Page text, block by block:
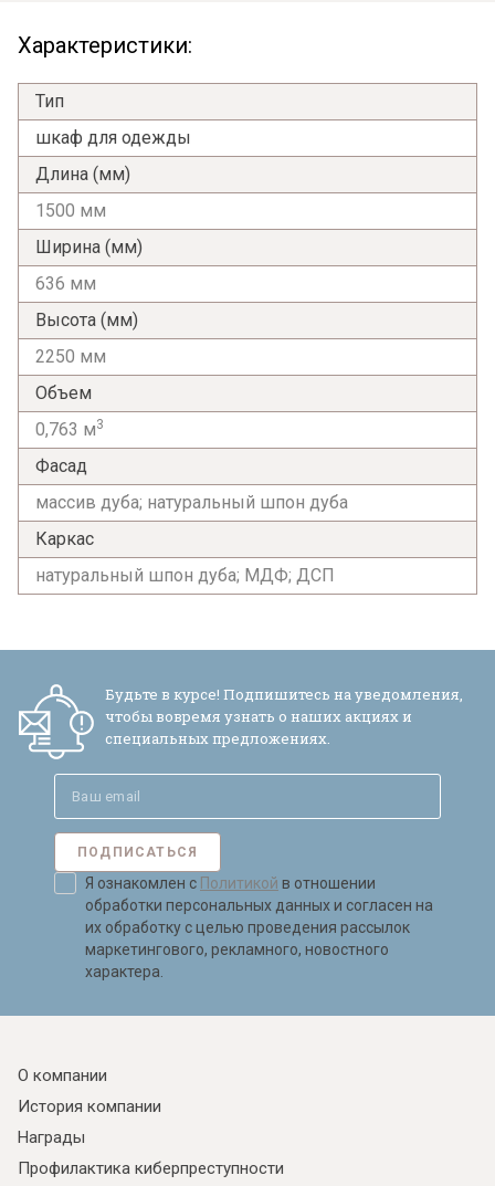
Я ознакомлен сПолитикойв отношении
обработки персональных данных и
Характеристики:
Тип
шкаф для одежды
Длина (мм)
1500 мм
Ширина (мм)
636 мм
Высота (мм)
2250 мм
Объем
0,763 м3
Фасад
массив дуба; натуральный шпон дуба
Каркас
натуральный шпон дуба; МДФ; ДСП
Будьте в курсе! Подпишитесь на уведомления,
чтобы вовремя узнать о наших акциях и
специальных предложениях.
ПОДПИСАТЬСЯ
Я ознакомлен с Политикой в отношении
обработки персональных данных и согласен на
их обработку с целью проведения рассылок
маркетингового, рекламного, новостного
характера.
О компании
История компании
Награды
Профилактика киберпреступности